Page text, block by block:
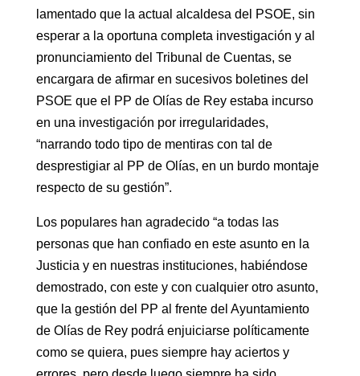
lamentado que la actual alcaldesa del PSOE, sin
esperar a la oportuna completa investigación y al
pronunciamiento del Tribunal de Cuentas, se
encargara de afirmar en sucesivos boletines del
PSOE que el PP de Olías de Rey estaba incurso
en una investigación por irregularidades,
“narrando todo tipo de mentiras con tal de
desprestigiar al PP de Olías, en un burdo montaje
respecto de su gestión”.
Los populares han agradecido “a todas las
personas que han confiado en este asunto en la
Justicia y en nuestras instituciones, habiéndose
demostrado, con este y con cualquier otro asunto,
que la gestión del PP al frente del Ayuntamiento
de Olías de Rey podrá enjuiciarse políticamente
como se quiera, pues siempre hay aciertos y